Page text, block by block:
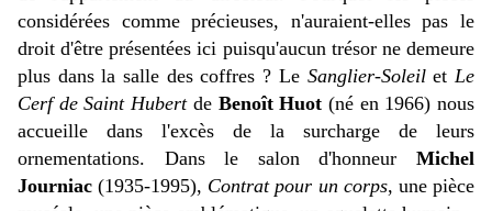
considérées comme précieuses, n'auraient-elles pas le
droit d'être présentées ici puisqu'aucun trésor ne demeure
plus dans la salle des coffres ? Le Sanglier-SoleiletLe
Cerf de Saint Hubertde Benoît Huot (né en 1966) nous
accueille dans l'excès de la surcharge de leurs
ornementations. Dans le salon d'honneur Michel
Journiac (1935-1995), Contrat pour un corps, une pièce